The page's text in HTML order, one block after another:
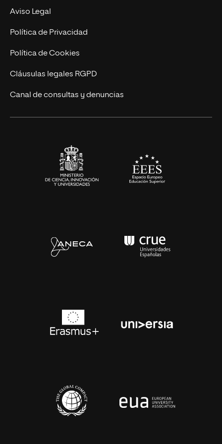
Experto Universitario
Postgrados
Cursos Universitarios
Nuestro Equipo
Trabaja en UNIR
Actualidad
UNIR Revista
Eventos
Aviso Legal
Política de Privacidad
Política de Cookies
Cláusulas legales RGPD
Canal de consultas y denuncias